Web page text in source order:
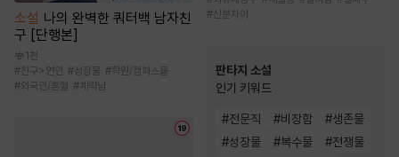
소설 나의 완벽한 쿼터백 남자친
구 [단행본]
1천
#친구>연인 #성장물 #학원/캠퍼스물
#외국인/혼혈 # 계략남
#신분차이
판타지 소설
인기 키워드
#전문직 #비장함 #생존물
#성장물 #복수물 #전쟁물